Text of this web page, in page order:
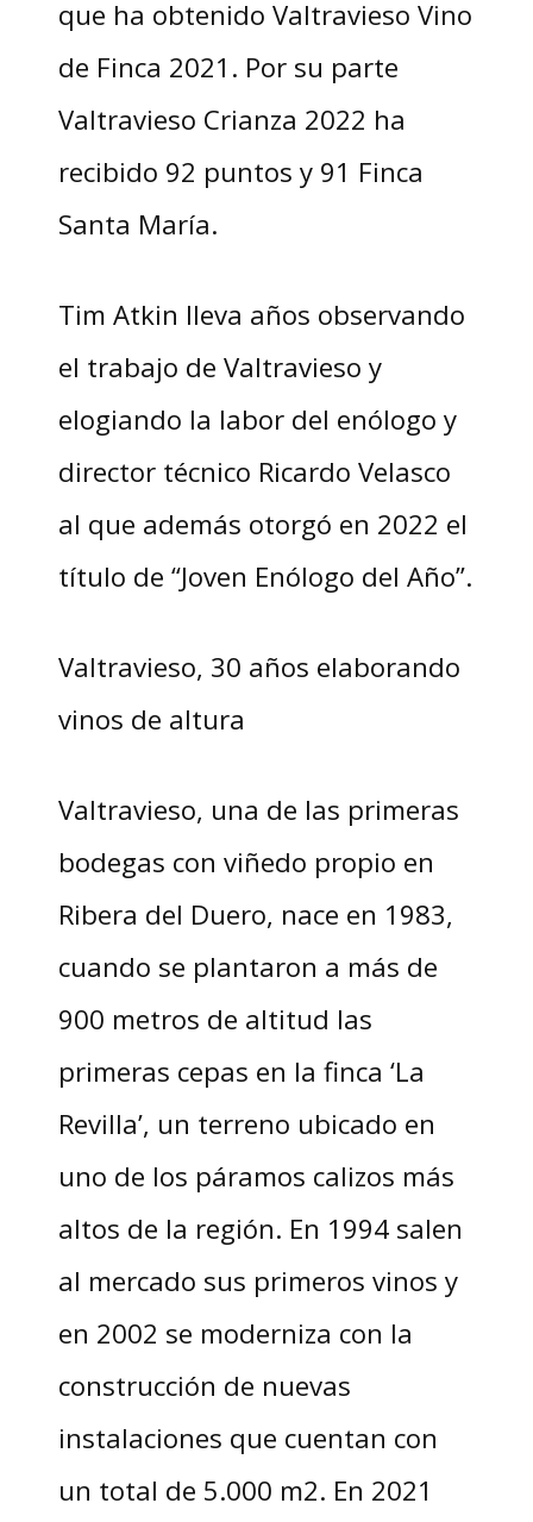
que ha obtenido Valtravieso Vino
de Finca 2021. Por su parte
Valtravieso Crianza 2022 ha
recibido 92 puntos y 91 Finca
Santa María.
Tim Atkin lleva años observando
el trabajo de Valtravieso y
elogiando la labor del enólogo y
director técnico Ricardo Velasco
al que además otorgó en 2022 el
título de “Joven Enólogo del Año”.
Valtravieso, 30 años elaborando
vinos de altura
Valtravieso, una de las primeras
bodegas con viñedo propio en
Ribera del Duero, nace en 1983,
cuando se plantaron a más de
900 metros de altitud las
primeras cepas en la finca ‘La
Revilla’, un terreno ubicado en
uno de los páramos calizos más
altos de la región. En 1994 salen
al mercado sus primeros vinos y
en 2002 se moderniza con la
construcción de nuevas
instalaciones que cuentan con
un total de 5.000 m2. En 2021